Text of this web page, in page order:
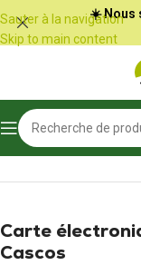
Panneau de gestion
Sauter à la navigation
Skip to main content
☀️ Nous
Accueil
Carte
Cascos